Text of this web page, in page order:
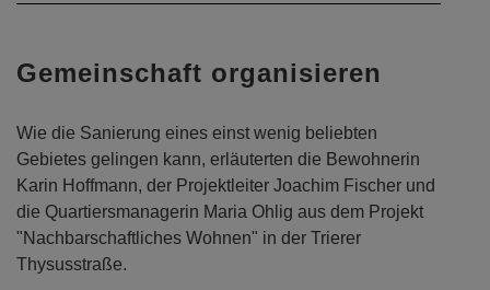
Karin Hoffmann, der Projektleiter Joachim Fischer und
"Nachbarschaftliches Wohnen" in der Trierer
Thysusstraße.
Die Entwicklung zweier Brachflächen sowie eines leer
stehenden Bestandsgebäudes waren 2011 Anlass für
die Inangriffnahme des dreiteiligen Modell- und